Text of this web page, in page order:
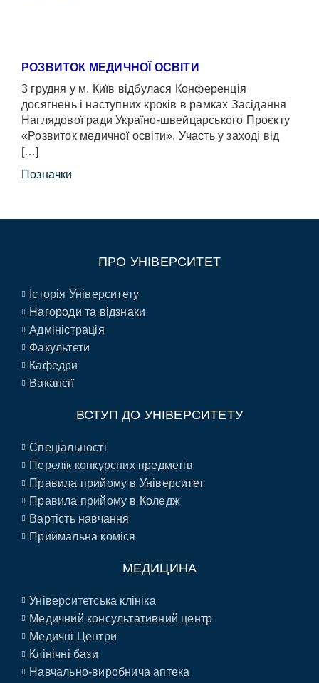
РОЗВИТОК МЕДИЧНОЇ ОСВІТИ
3 грудня у м. Київ відбулася Конференція
досягнень і наступних кроків в рамках Засідання
Наглядової ради Україно-швейцарського Проєкту
«Розвиток медичної освіти». Участь у заході від
[…]
Позначки
ПРО УНІВЕРСИТЕТ
Історія Університету
Нагороди та відзнаки
Адміністрація
Факультети
Кафедри
Вакансії
ВСТУП ДО УНІВЕРСИТЕТУ
Спеціальності
Перелік конкурсних предметів
Правила прийому в Університет
Правила прийому в Коледж
Вартість навчання
Приймальна коміся
МЕДИЦИНА
Університетська клініка
Медичний консультативний центр
Медичні Центри
Клінічні бази
Навчально-виробнича аптека